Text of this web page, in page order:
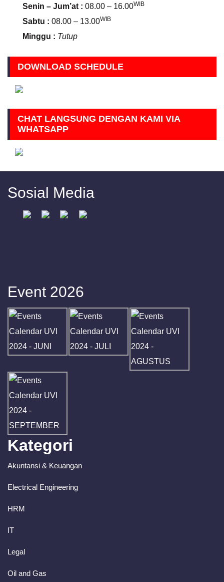
Senin – Jum’at : 08.00 – 16.00WIB
Sabtu : 08.00 – 13.00WIB
Minggu : Tutup
DOWNLOAD SCHEDULE
CHAT LANGSUNG DENGAN KAMI VIA
WHATSAPP
Sosial Media
Event 2026
Kategori
Akuntansi & Keuangan
Electrical Engineering
HRM
IT
Legal
Oil and Gas